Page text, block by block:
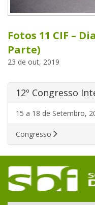
Fotos 11 CIF –
Parte)
23 de out, 2019
12º Congresso
15 a 18 de Setembro,
Congresso